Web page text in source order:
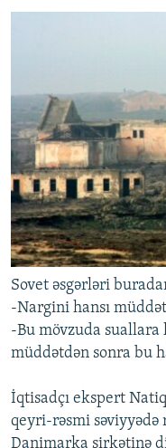
Sovet əsgərləri
-Nargini hansı
-Bu mövzuda
müddətdən sonra bu
İqtisadçı ekspert
qeyri-rəsmi səviyyədə
Danimarka şirkətinə